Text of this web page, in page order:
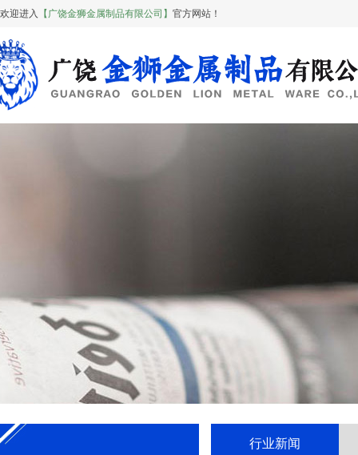
欢迎进入 【广饶金狮金属制品有限公司】 官方网站！
行业新闻